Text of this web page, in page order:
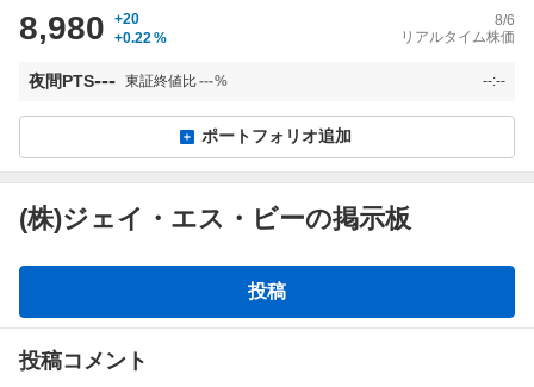
8,980
+20
+0.22 %
8/6
リアルタイム株価
夜間PTS--- 東証終値比---% --:--
ポートフォリオ追加
(株)ジェイ・エス・ビーの掲示板
板
投稿
投稿コメント